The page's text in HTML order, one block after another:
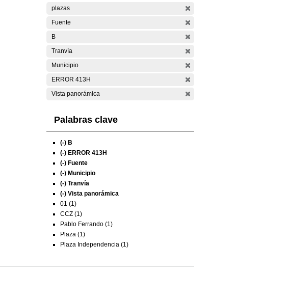
plazas
Fuente
B
Tranvía
Municipio
ERROR 413H
Vista panorámica
Palabras clave
(-) B
(-) ERROR 413H
(-) Fuente
(-) Municipio
(-) Tranvía
(-) Vista panorámica
01 (1)
CCZ (1)
Pablo Ferrando (1)
Plaza (1)
Plaza Independencia (1)